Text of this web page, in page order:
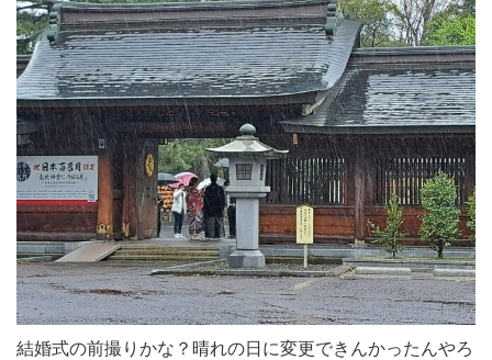
結婚式の前撮りかな？晴れの日に変更できんかったんやろ